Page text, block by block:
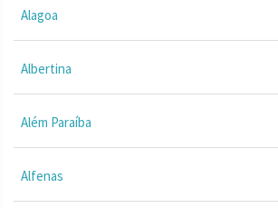
Alagoa
Albertina
Além Paraíba
Alfenas